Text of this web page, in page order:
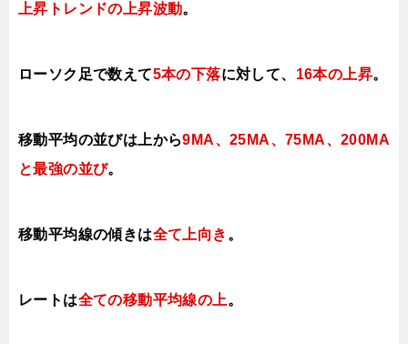
上昇トレンドの上昇波動。
ローソク足で数えて5本の下落に対して、 16本の上昇。
移動平均の並びは上から9MA、25MA、75MA、200MA
と最強の並び。
移動平均線の傾きは全て上向き 。
レートは全ての移動平均線の上。